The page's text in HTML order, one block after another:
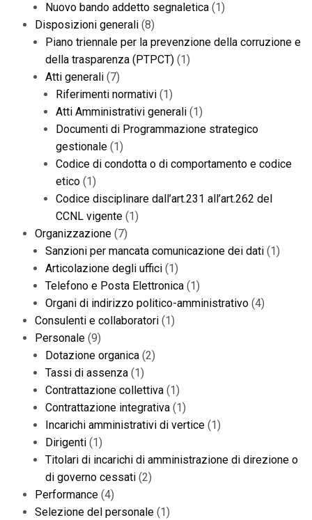
Nuovo bando addetto segnaletica (1)
Disposizioni generali (8)
Piano triennale per la prevenzione della corruzione e
della trasparenza (PTPCT) (1)
Atti generali (7)
Riferimenti normativi (1)
Atti Amministrativi generali (1)
Documenti di Programmazione strategico
gestionale (1)
Codice di condotta o di comportamento e codice
etico (1)
Codice disciplinare dall’art.231 all’art.262 del
CCNL vigente (1)
Organizzazione (7)
Sanzioni per mancata comunicazione dei dati (1)
Articolazione degli uffici (1)
Telefono e Posta Elettronica (1)
Organi di indirizzo politico-amministrativo (4)
Consulenti e collaboratori (1)
Personale (9)
Dotazione organica (2)
Tassi di assenza (1)
Contrattazione collettiva (1)
Contrattazione integrativa (1)
Incarichi amministrativi di vertice (1)
Dirigenti (1)
Titolari di incarichi di amministrazione di direzione o
di governo cessati (2)
Performance (4)
Selezione del personale (1)